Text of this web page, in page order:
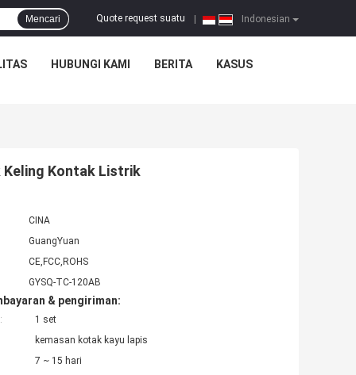
Indonesian
Quote request suatu
Mencari
HUBUNGI KAMI BERITA KASUS
Keling Kontak Listrik
CINA
GuangYuan
CE,FCC,ROHS
GYSQ-TC-120AB
& pengiriman:
1 set
kemasan kotak kayu lapis
7 ~ 15 hari